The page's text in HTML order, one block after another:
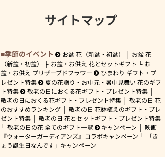
サイトマップ
季節のイベント お盆 花（新盆・初盆）
お盆 花
（新盆・初盆）
お盆・お供え 花とセットギフト
お
盆・お供え プリザーブドフラワー
ひまわり ギフト・プ
レゼント特集
夏の花贈り・お中元・暑中見舞い 花のギフ
ト特集
敬老の日におくる花ギフト・プレゼント特集
敬老の日におくる花ギフト・プレゼント特集
敬老の日 花
のおすすめランキング
敬老の日 花鉢植えのギフト・プレ
ゼント特集
敬老の日 花とセットギフト・プレゼント特集
敬老の日の花 全てのギフト一覧
キャンペーン
映画
『ウォーターガーディアンズ』コラボキャンペーン
「き
ょう誕生日なんです」キャンペーン